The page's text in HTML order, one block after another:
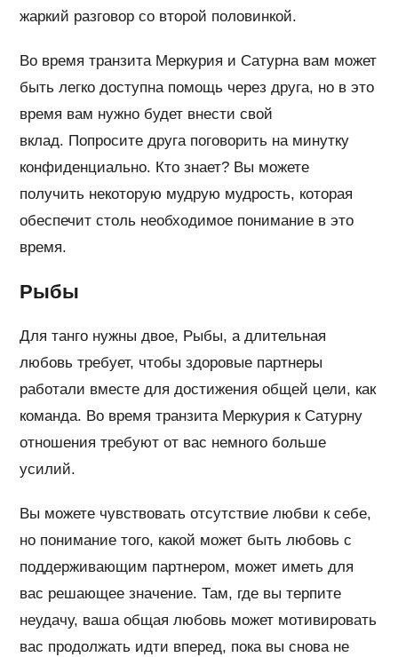
жаркий разговор со второй половинкой.
Во время транзита Меркурия и Сатурна вам может
быть легко доступна помощь через друга, но в это
время вам нужно будет внести свой
вклад. Попросите друга поговорить на минутку
конфиденциально. Кто знает? Вы можете
получить некоторую мудрую мудрость, которая
обеспечит столь необходимое понимание в это
время.
Рыбы
Для танго нужны двое, Рыбы, а длительная
любовь требует, чтобы здоровые партнеры
работали вместе для достижения общей цели, как
команда. Во время транзита Меркурия к Сатурну
отношения требуют от вас немного больше
усилий.
Вы можете чувствовать отсутствие любви к себе,
но понимание того, какой может быть любовь с
поддерживающим партнером, может иметь для
вас решающее значение. Там, где вы терпите
неудачу, ваша общая любовь может мотивировать
вас продолжать идти вперед, пока вы снова не